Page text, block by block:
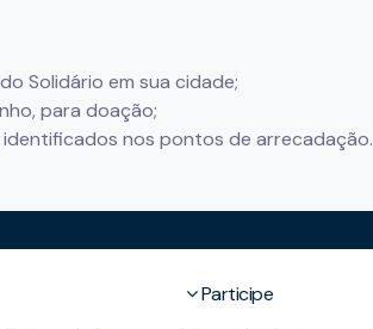
Solidário em sua cidade;
para doação;
nos pontos de arrecadação.
Participe